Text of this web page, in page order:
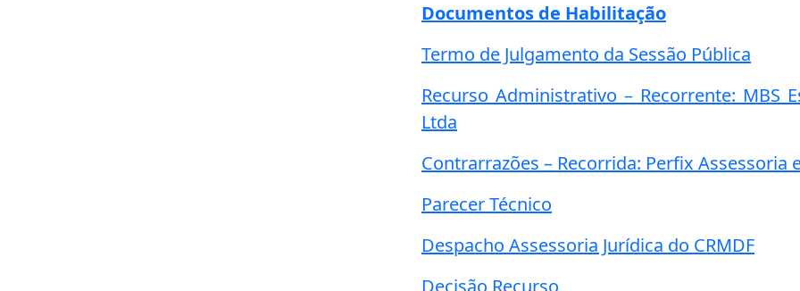
Documentos de Habilitação
Termo de Julgamento da Sessão Pública
Recurso Administrativo – Recorrente: MBS
Ltda
Contrarrazões – Recorrida: Perfix Assessoria
Parecer Técnico
Despacho Assessoria Jurídica do CRMDF
Decisão Recurso